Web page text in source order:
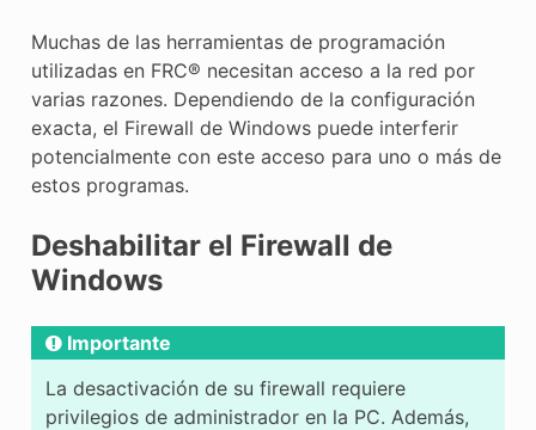
Muchas de las herramientas de programación
utilizadas en FRC® necesitan acceso a la red por
varias razones. Dependiendo de la configuración
exacta, el Firewall de Windows puede interferir
potencialmente con este acceso para uno o más de
estos programas.
Deshabilitar el Firewall de
Windows
Importante
La desactivación de su firewall requiere
privilegios de administrador en la PC. Además,